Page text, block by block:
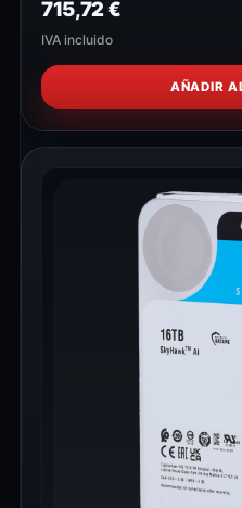
715,72€
IVA incluido
AÑADIR